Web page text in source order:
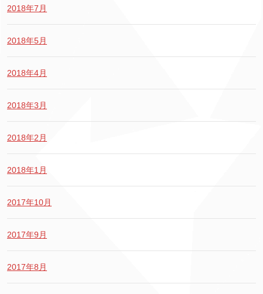
2018年7月
2018年5月
2018年4月
2018年3月
2018年2月
2018年1月
2017年10月
2017年9月
2017年8月